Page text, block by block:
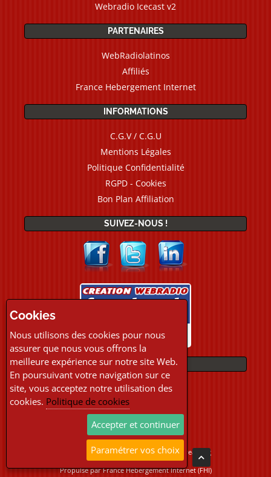
Webradio Icecast v2
PARTENAIRES
WebRadiolatinos
Affiliés
France Hebergement Internet
INFORMATIONS
C.G.V / C.G.U
Mentions Légales
Politique Confidentialité
RGPD - Cookies
Bon Plan Affiliation
SUIVEZ-NOUS !
PAIEMENTS
Copyright © 2026 Location Webradio Streaming
Tous droits réservés
Propulsé parFrance Hebergement Internet (FHI)
Cookies
Nous utilisons des cookies pour nous
assurer que nous vous offrons la
meilleure expérience sur notre site Web.
En poursuivant votre navigation sur ce
site, vous acceptez notre utilisation des
cookies. Politique de cookies
Accepter et continuer
Paramétrer vos choix